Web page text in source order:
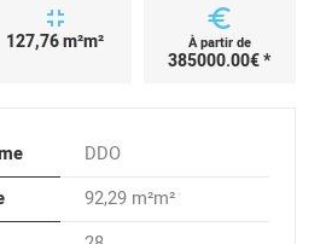
fullscreen_exit
127,76 m²m²
euro
À partir de
385000.00€ *
DDO
92,29 m²m²